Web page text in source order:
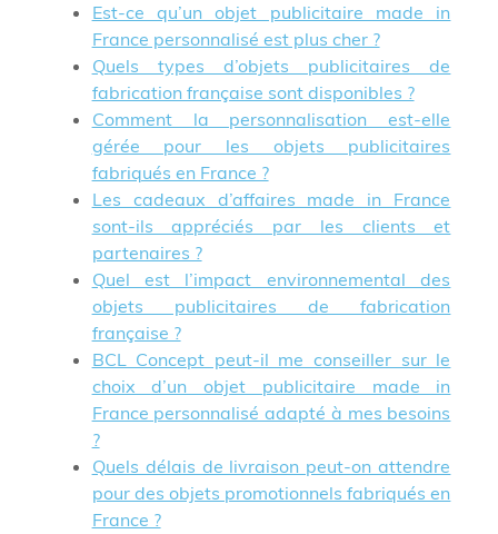
Est-ce qu’un objet publicitaire made in
France personnalisé est plus cher ?
Quels types d’objets publicitaires de
fabrication française sont disponibles ?
Comment la personnalisation est-elle
gérée pour les objets publicitaires
fabriqués en France ?
Les cadeaux d’affaires made in France
sont-ils appréciés par les clients et
partenaires ?
Quel est l’impact environnemental des
objets publicitaires de fabrication
française ?
BCL Concept peut-il me conseiller sur le
choix d’un objet publicitaire made in
France personnalisé adapté à mes besoins
?
Quels délais de livraison peut-on attendre
pour des objets promotionnels fabriqués en
France ?